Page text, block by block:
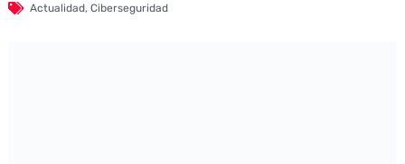
Actualidad, Ciberseguridad